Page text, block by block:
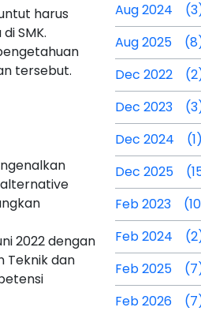
harus
SMK.
tersebut.
alternative
2022 dengan
Teknik dan
Aug 2024
Aug 2025
Dec 2022
Dec 2023
Dec 2024 (1)
Dec 2025
Feb 2023
Feb 2024
Feb 2025
Feb 2026